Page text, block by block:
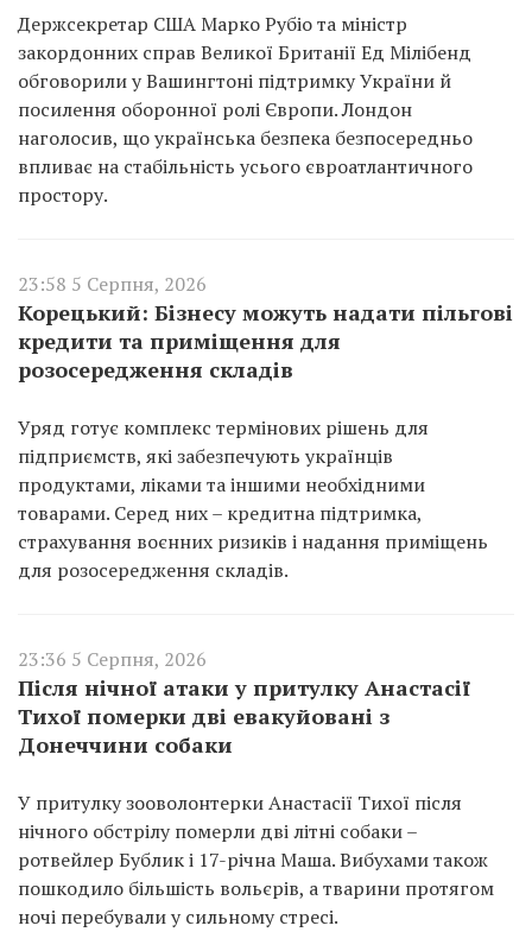
Держсекретар США Марко Рубіо та міністр
закордонних справ Великої Британії Ед Мілібенд
обговорили у Вашингтоні підтримку України й
посилення оборонної ролі Європи. Лондон
наголосив, що українська безпека безпосередньо
впливає на стабільність усього євроатлантичного
простору.
23:58 5 Серпня, 2026
Корецький: Бізнесу можуть надати пільгові
кредити та приміщення для
розосередження складів
Уряд готує комплекс термінових рішень для
підприємств, які забезпечують українців
продуктами, ліками та іншими необхідними
товарами. Серед них – кредитна підтримка,
страхування воєнних ризиків і надання приміщень
для розосередження складів.
23:36 5 Серпня, 2026
Після нічної атаки у притулку Анастасії
Тихої померки дві евакуйовані з
Донеччини собаки
У притулку зооволонтерки Анастасії Тихої після
нічного обстрілу померли дві літні собаки –
ротвейлер Бублик і 17-річна Маша. Вибухами також
пошкодило більшість вольєрів, а тварини протягом
ночі перебували у сильному стресі.